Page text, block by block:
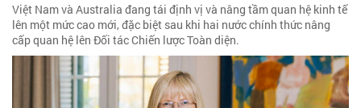
Việt Nam và Australia đang tái định vị và nâng tầm quan hệ kinh tế
lên một mức cao mới, đặc biệt sau khi hai nước chính thức nâng
cấp quan hệ lên Đối tác Chiến lược Toàn diện.